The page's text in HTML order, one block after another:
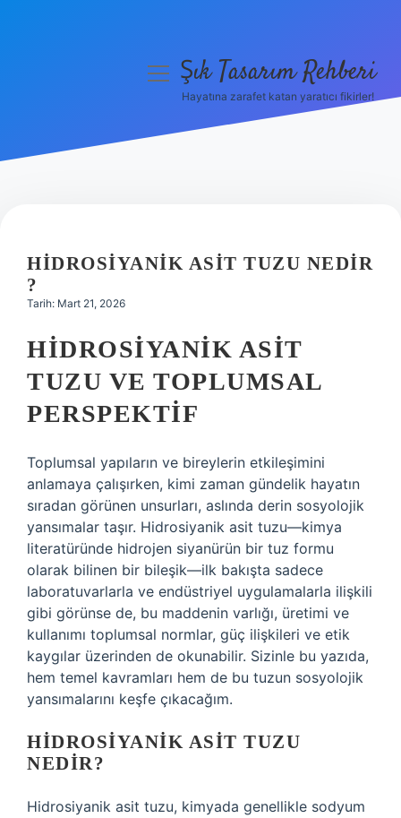
Hakkımızda
menüyüŞık Tasarım Rehberi
Hayatına zarafet katan yaratıcı fikirler!
HIDROSIYANIK ASIT TUZU NEDIR
?
Tarih: Mart 21, 2026
HIDROSIYANIK ASIT
TUZU VE TOPLUMSAL
PERSPEKTIF
Toplumsal yapıların ve bireylerin etkileşimini
anlamaya çalışırken, kimi zaman gündelik hayatın
sıradan görünen unsurları, aslında derin sosyolojik
yansımalar taşır. Hidrosiyanik asit tuzu—kimya
literatüründe hidrojen siyanürün bir tuz formu
olarak bilinen bir bileşik—ilk bakışta sadece
laboratuvarlarla ve endüstriyel uygulamalarla ilişkili
gibi görünse de, bu maddenin varlığı, üretimi ve
kullanımı toplumsal normlar, güç ilişkileri ve etik
kaygılar üzerinden de okunabilir. Sizinle bu yazıda,
hem temel kavramları hem de bu tuzun sosyolojik
yansımalarını keşfe çıkacağım.
HIDROSIYANIK ASIT TUZU
NEDIR?
Hidrosiyanik asit tuzu, kimyada genellikle sodyum